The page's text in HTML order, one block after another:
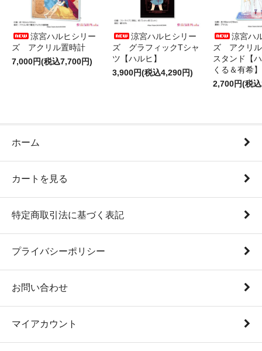
涼宮ハルヒシリー
ズ アクリル置時計
7,000円(税込7,700円)
涼宮ハルヒシリー
ズ グラフィックTシャ
ツ【ハルヒ】
3,900円(税込4,290円)
涼宮ハ
ズ アクリル
スタンド【
くる＆有希】
2,700円(税
ホーム
カートを見る
特定商取引法に基づく表記
プライバシーポリシー
お問い合わせ
マイアカウント